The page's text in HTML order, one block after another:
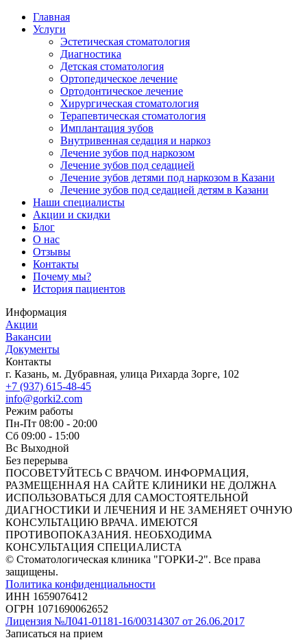
Главная
Услуги
Эстетическая стоматология
Диагностика
Детская стоматология
Ортопедическое лечение
Ортодонтическое лечение
Хирургическая стоматология
Терапевтическая стоматология
Имплантация зубов
Внутривенная седация и наркоз
Лечение зубов под наркозом
Лечение зубов под седацией
Лечение зубов детями под наркозом в Казани
Лечение зубов под седацией детям в Казани
Наши специалисты
Акции и скидки
Блог
О нас
Отзывы
Контакты
Почему мы?
История пациентов
Информация
Акции
Вакансии
Документы
Контакты
г. Казань, м. Дубравная, улица Рихарда Зорге, 102
+7 (937) 615-48-45
info@gorki2.com
Режим работы
Пн-Пт 08:00 - 20:00
Сб 09:00 - 15:00
Вс Выходной
Без перерыва
ПОСОВЕТУЙТЕСЬ С ВРАЧОМ. ИНФОРМАЦИЯ,
РАЗМЕЩЕННАЯ НА САЙТЕ КЛИНИКИ НЕ ДОЛЖНА
ИСПОЛЬЗОВАТЬСЯ ДЛЯ САМОСТОЯТЕЛЬНОЙ
ДИАГНОСТИКИ И ЛЕЧЕНИЯ И НЕ ЗАМЕНЯЕТ ОЧНУЮ
КОНСУЛЬТАЦИЮ ВРАЧА. ИМЕЮТСЯ
ПРОТИВОПОКАЗАНИЯ. НЕОБХОДИМА
КОНСУЛЬТАЦИЯ СПЕЦИАЛИСТА
© Стоматологическая клиника "ГОРКИ-2". Все права
защищены.
Политика конфиденциальности
ИНН 1659076412​
ОГРН 1071690062652
Лицензия №Л041-01181-16/00314307 от 26.06.2017
Записаться на прием